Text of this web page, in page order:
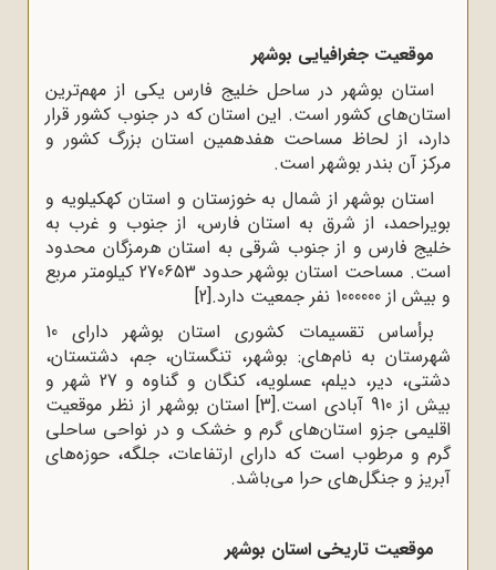
موقعیت جغرافیایی بوشهر
استان بوشهر در ساحل خلیج فارس یکی از مهم‌ترین
استان‌های کشور است. این استان که در جنوب کشور قرار
دارد، از لحاظ مساحت هفدهمین استان بزرگ کشور و
مرکز آن بندر بوشهر است.
استان بوشهر از شمال به خوزستان و استان کهکیلویه و
بویراحمد، از شرق به استان فارس، از جنوب و غرب به
خلیج فارس و از جنوب شرقی به استان هرمزگان محدود
است. مساحت استان بوشهر حدود 270653 کیلومتر مربع
و بیش از 1000000 نفر جمعیت دارد.
[2]
برأساس تقسیمات کشوری استان بوشهر دارای 10
شهرستان به نام‌های: بوشهر، تنگستان، جم، دشتستان،
دشتی، دیر، دیلم، عسلویه، کنگان و گناوه و 27 شهر و
بیش از 910 آبادی است.
[3]استان بوشهر از نظر موقعیت
اقلیمی جزو استان‌های گرم و خشک و در نواحی ساحلی
گرم و مرطوب است که دارای ارتفاعات، جلگه، حوزه‌های
آبریز و جنگل‌های حرا می‌باشد.
موقعیت تاریخی استان بوشهر